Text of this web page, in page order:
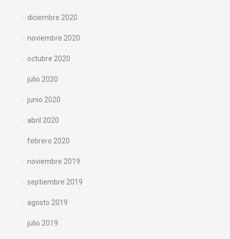
diciembre 2020
noviembre 2020
octubre 2020
julio 2020
junio 2020
abril 2020
febrero 2020
noviembre 2019
septiembre 2019
agosto 2019
julio 2019